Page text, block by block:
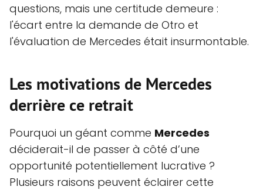
questions, mais une certitude demeure :
l'écart entre la demande de Otro et
l'évaluation de Mercedes était insurmontable.
Les motivations de Mercedes
derrière ce retrait
Pourquoi un géant comme Mercedes
déciderait-il de passer à côté d’une
opportunité potentiellement lucrative ?
Plusieurs raisons peuvent éclairer cette